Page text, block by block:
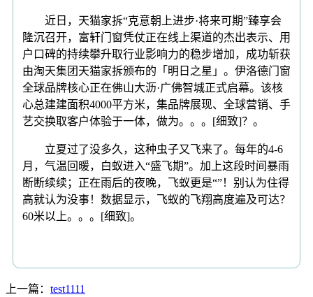
近日，天猫家拆“克意朝上进步·将来可期”臻享会
隆沉召开，富轩门窗凭仗正在线上渠道的杰出表示、用
户口碑的持续攀升取行业影响力的稳步增加，成功斩获
由淘天集团天猫家拆颁布的「明日之星」。伊洛德门窗
全球品牌核心正在佛山大沥·广佛智城正式启幕。该核
心总建建面积4000平方米，集品牌展现、全球营销、手
艺交换取客户体验于一体，做为。。。[细致]？。
立夏过了没多久，这种虫子又飞来了。每年的4-6
月，气温回暖，白蚁进入“盛飞期”。加上这段时间暴雨
断断续续；正在雨后的夜晚，飞蚁更是“”！别认为住得
高就认为没事！数据显示，飞蚁的飞翔高度遍及可达？
60米以上。。。[细致]。
上一篇： test1111